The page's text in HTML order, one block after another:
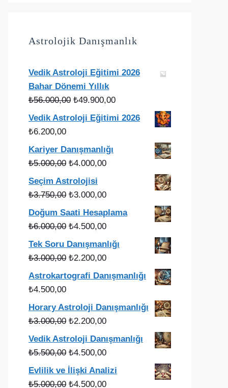
Astrolojik Danışmanlık
Vedik Astroloji Eğitimi 2026
Bahar Dönemi Yıllık
₺56.000,00 Orijinal
fiyat:
₺49.900,00Şu
andaki
₺49.900,00.
Vedik Astroloji Eğitimi 2026
₺6.200,00
Kariyer Danışmanlığı
₺5.000,00 Orijinal
fiyat:
₺5.000,00.
₺4.000,00Şu
fiyat:
Seçim Astrolojisi
₺3.750,00 Orijinal
fiyat:
₺3.750,00.
₺3.000,00Şu
andaki
fiyat:
Doğum Saati Hesaplama
₺6.000,00 Orijinal
fiyat:
₺6.000,00.
₺4.500,00Şu
andaki
fiyat:
Tek Soru Danışmanlığı
₺3.000,00 Orijinal
fiyat:
₺2.200,00Şu
Astrokartografi Danışmanlığı
₺4.500,00
Horary Astroloji Danışmanlığı
₺3.000,00 Orijinal
fiyat:
₺3.000,00.
₺2.200,00Şu
fiyat:
Vedik Astroloji Danışmanlığı
₺5.500,00 Orijinal
fiyat:
₺5.500,00.
₺4.500,00Şu
andaki
fiyat:
Evlilik ve İlişki Analizi
₺5.000,00 Orijinal
₺4.500,00Şu